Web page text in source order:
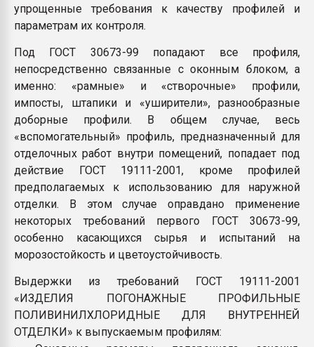
упрощенные требования к качеству профилей и
параметрам их контроля.
Под ГОСТ 30673-99 попадают все профиля,
непосредственно связанные с оконным блоком, а
именно: «рамные» и «створочные» профили,
импосты, штапики и «уширители», разнообразные
доборные профили. В общем случае, весь
«вспомогательный» профиль, предназначенный для
отделочных работ внутри помещений, попадает под
действие ГОСТ 19111-2001, кроме профилей
предполагаемых к использованию для наружной
отделки. В этом случае оправдано применение
некоторых требований первого ГОСТ 30673-99,
особенно касающихся сырья и испытаний на
морозостойкость и цветоустойчивость.
Выдержки из требований ГОСТ 19111-2001
«ИЗДЕЛИЯ ПОГОНАЖНЫЕ ПРОФИЛЬНЫЕ
ПОЛИВИНИЛХЛОРИДНЫЕ ДЛЯ ВНУТРЕННЕЙ
ОТДЕЛКИ» к выпускаемым профилям: